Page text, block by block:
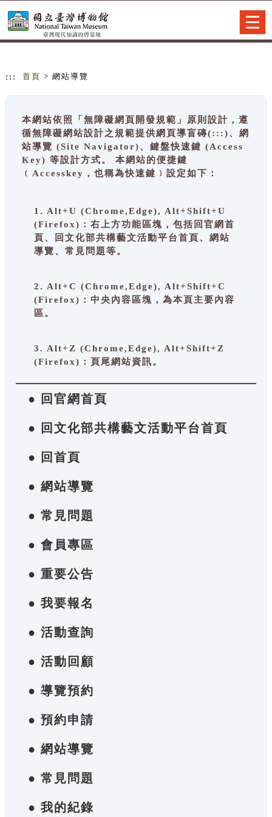
::: 首頁 > 網站導覽
本網站依照「無障礙網頁開發規範」原則設計，遵
循無障礙網站設計之規範提供網頁導盲磚(:::)、網
站導覽 (Site Navigator)、鍵盤快速鍵 (Access
Key) 等設計方式。 本網站的便捷鍵
﹝Accesskey，也稱為快速鍵﹞設定如下：
1. Alt+U (Chrome,Edge), Alt+Shift+U
(Firefox)：右上方功能區塊，包括回官網首
頁、回文化部共構藝文活動平台首頁、網站
導覽、常見問題等。
2. Alt+C (Chrome,Edge), Alt+Shift+C
(Firefox)：中央內容區塊，為本頁主要內容
區。
3. Alt+Z (Chrome,Edge), Alt+Shift+Z
(Firefox)：頁尾網站資訊。
● 回官網首頁
● 回文化部共構藝文活動平台首頁
● 回首頁
● 網站導覽
● 常見問題
● 會員專區
● 重要公告
● 我要報名
● 活動查詢
● 活動回顧
● 導覽預約
● 預約申請
● 網站導覽
● 常見問題
● 我的紀錄